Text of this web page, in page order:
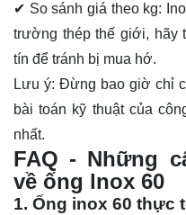
✔ So sánh giá theo kg:
trường thép thế giới, hãy
tín để tránh bị mua hớ.
Lưu ý: Đừng bao giờ chỉ
bài toán kỹ thuật của
nhất.
FAQ - Những
về ống lnox 60
1. Ống inox 60 thực